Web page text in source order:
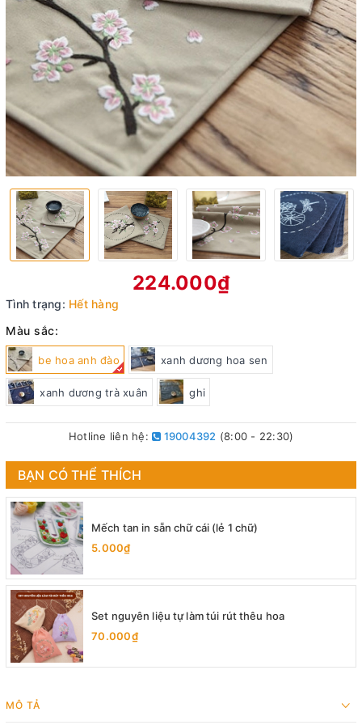
224.000₫
Tình trạng: Hết hàng
Màu sắc:
be hoa anh đào xanh dương hoa sen
xanh dương trà xuân ghi
Hotline liên hệ: 19004392 (8:00 - 22:30)
BẠN CÓ THỂ THÍCH
Mếch tan in sẵn chữ cái (lẻ 1 chữ)
5.000₫
Set nguyên liệu tự làm túi rút thêu hoa
70.000₫
MÔ TẢ